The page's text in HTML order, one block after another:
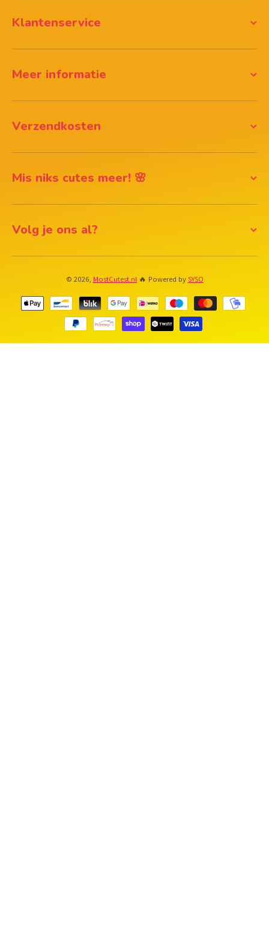
Klantenservice
Meer informatie
Verzendkosten
Mis niks cutes meer! 🌸
Volg je ons al?
© 2026, MostCutest.nl 🔥 Powered by SYSO
Betaalmethodes